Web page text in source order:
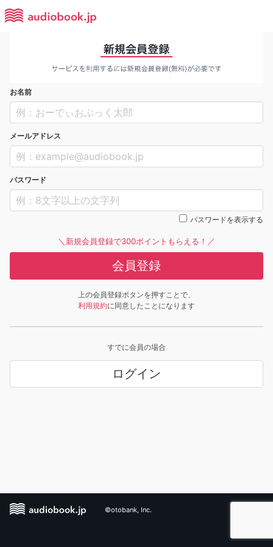
お名前
メールアドレス
パスワード
パスワードを表示する
＼新規会員登録で300ポイントもらえる！／
会員登録
上の会員登録ボタンを押すことで、
利用規約に同意したことになります
すでに会員の場合
ログイン
©otobank, Inc.